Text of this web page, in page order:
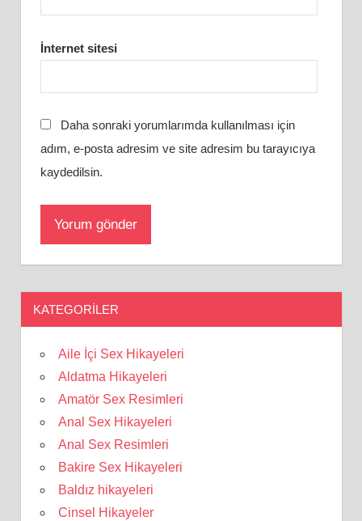
İnternet sitesi
Daha sonraki yorumlarımda kullanılması için
adım, e-posta adresim ve site adresim bu tarayıcıya
kaydedilsin.
KATEGORILER
Aile İçi Sex Hikayeleri
Aldatma Hikayeleri
Amatör Sex Resimleri
Anal Sex Hikayeleri
Anal Sex Resimleri
Bakire Sex Hikayeleri
Baldız hikayeleri
Cinsel Hikayeler